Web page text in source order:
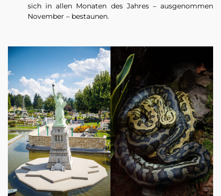
sich in allen Monaten des Jahres – ausgenommen
November – bestaunen.